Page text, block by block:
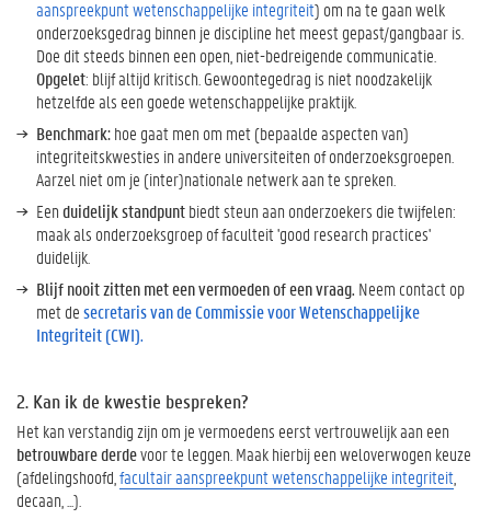
a
l
d
e
t
i
p
s
aanspreekpunt wetenschappelijke integriteit) om na te gaan welk
onderzoeksgedrag binnen je discipline het meest gepast/gangbaar is.
Doe dit steeds binnen een open, niet-bedreigende communicatie.
Opgelet: blijf altijd kritisch. Gewoontegedrag is niet noodzakelijk
hetzelfde als een goede wetenschappelijke praktijk.
Benchmark:hoe gaat men om met (bepaalde aspecten van)
integriteitskwesties in andere universiteiten of onderzoeksgroepen.
Aarzel niet om je (inter)nationale netwerk aan te spreken.
Eenduidelijk standpuntbiedt steun aan onderzoekers die twijfelen:
maak als onderzoeksgroep of faculteit 'good research practices'
duidelijk.
Blijf nooit zitten met een vermoeden of een vraag. Neem contact op
met desecretaris van de Commissie voor Wetenschappelijke
Integriteit (CWI).
2. Kan ik de kwestie bespreken?
Het kan verstandig zijn om je vermoedens eerst vertrouwelijk aan een
betrouwbare derdevoor te leggen. Maak hierbij een weloverwogen keuze
(afdelingshoofd, facultair aanspreekpunt wetenschappelijke integriteit
decaan, ...).